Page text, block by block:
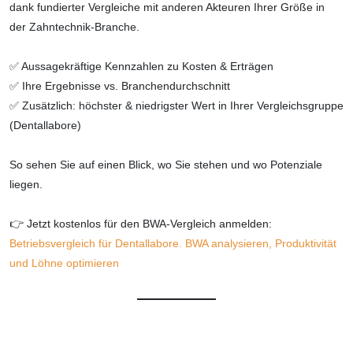
dank fundierter Vergleiche mit anderen Akteuren Ihrer Größe in
der Zahntechnik-Branche.
✅ Aussagekräftige Kennzahlen zu Kosten & Erträgen
✅ Ihre Ergebnisse vs. Branchendurchschnitt
✅ Zusätzlich: höchster & niedrigster Wert in Ihrer Vergleichsgruppe
(Dentallabore)
So sehen Sie auf einen Blick, wo Sie stehen und wo Potenziale
liegen.
👉 Jetzt kostenlos für den BWA-Vergleich anmelden:
Betriebsvergleich für Dentallabore. BWA analysieren, Produktivität
und Löhne optimieren